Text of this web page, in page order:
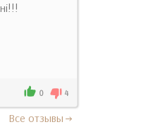
0 4
Все отзывы